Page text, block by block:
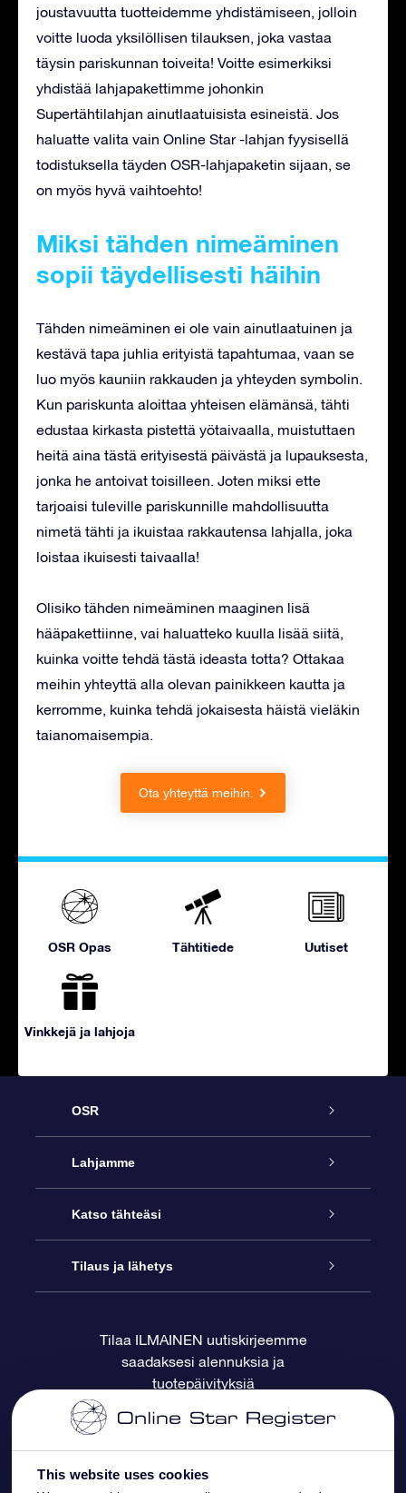
This website uses cookies
joustavuutta tuotteidemme yhdistämiseen, jolloin
voitte luoda yksilöllisen tilauksen, joka vastaa
täysin pariskunnan toiveita! Voitte esimerkiksi
yhdistää lahjapakettimme johonkin
Supertähtilahjan ainutlaatuisista esineistä. Jos
haluatte valita vain Online Star -lahjan fyysisellä
todistuksella täyden OSR-lahjapaketin sijaan, se
on myös hyvä vaihtoehto!
Miksi tähden nimeäminen
sopii täydellisesti häihin
Tähden nimeäminen ei ole vain ainutlaatuinen ja
kestävä tapa juhlia erityistä tapahtumaa, vaan se
luo myös kauniin rakkauden ja yhteyden symbolin.
Kun pariskunta aloittaa yhteisen elämänsä, tähti
edustaa kirkasta pistettä yötaivaalla, muistuttaen
heitä aina tästä erityisestä päivästä ja lupauksesta,
jonka he antoivat toisilleen. Joten miksi ette
tarjoaisi tuleville pariskunnille mahdollisuutta
nimetä tähti ja ikuistaa rakkautensa lahjalla, joka
loistaa ikuisesti taivaalla!
Olisiko tähden nimeäminen maaginen lisä
hääpakettiinne, vai haluatteko kuulla lisää siitä,
kuinka voitte tehdä tästä ideasta totta? Ottakaa
meihin yhteyttä alla olevan painikkeen kautta ja
kerromme, kuinka tehdä jokaisesta häistä vieläkin
taianomaisempia.
Ota yhteyttä meihin.
OSR Opas Tähtitiede Uutiset
Vinkkejä ja lahjoja
OSR
Palvelu
Ota meihin yhteyttä
Blogi
Arvostelut
Lahjamme
Online Star -lahja
OSR-lahjapakkaus
OSR-lahjakortti
Yrityslahjat
Katso tähteäsi
Star Register
Henkilökohtainen Tähtisivu
One Million Stars
OSR -tähden tallennus
Tilaus ja lähetys
Maksutiedot
Toimitustiedot
Palautuskäytäntö
Tilaa ILMAINEN uutiskirjeemme
saadaksesi alennuksia ja
tuotepäivityksiä